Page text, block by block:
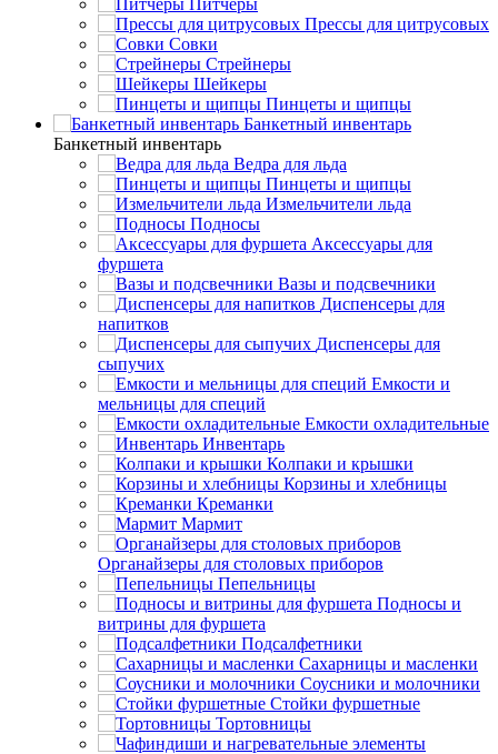
Прессы для цитрусовых
Совки
Стрейнеры
Шейкеры
Пинцеты и щипцы
Банкетный инвентарь
Банкетный инвентарь
Ведра для льда
Пинцеты и щипцы
Измельчители льда
Подносы
Аксессуары для
фуршета
Вазы и подсвечники
Диспенсеры для
напитков
Диспенсеры для
сыпучих
Емкости и
мельницы для специй
Емкости охладительные
Инвентарь
Колпаки и крышки
Корзины и хлебницы
Креманки
Мармит
Органайзеры для столовых приборов
Пепельницы
Подносы и
витрины для фуршета
Подсалфетники
Сахарницы и масленки
Соусники и молочники
Стойки фуршетные
Тортовницы